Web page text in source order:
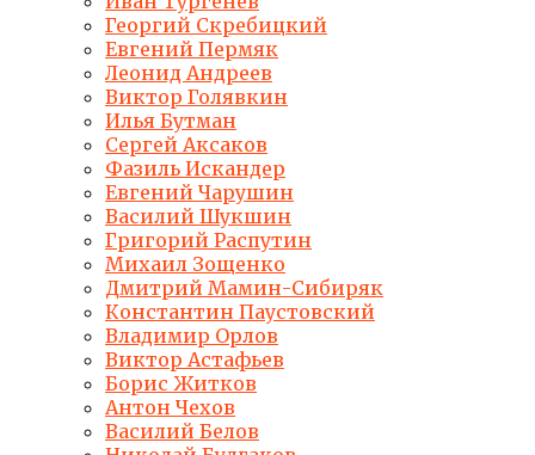
Георгий Скребицкий
Евгений Пермяк
Леонид Андреев
Виктор Голявкин
Илья Бутман
Сергей Аксаков
Фазиль Искандер
Евгений Чарушин
Василий Шукшин
Григорий Распутин
Михаил Зощенко
Дмитрий Мамин-Сибиряк
Константин Паустовский
Владимир Орлов
Виктор Астафьев
Борис Житков
Антон Чехов
Василий Белов